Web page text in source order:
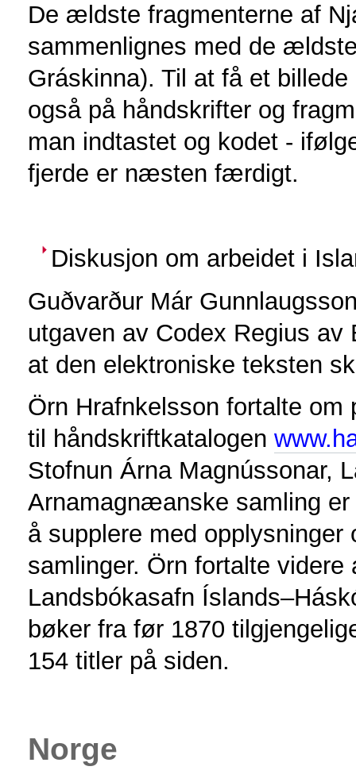
De ældste fragmenterne af
sammenlignes med de
Gráskinna). Til at få et
også på håndskrifter og
man indtastet og kodet -
fjerde er næsten færdigt.
Diskusjon om arbeidet i
Guðvarður Már
utgaven av Codex Regius
at den elektroniske teksten
Örn Hrafnkelsson fortalte
til håndskriftkatalogen
Stofnun Árna Magnússonar,
Arnamagnæanske samling
å supplere med
samlinger. Örn fortalte
Landsbókasafn
bøker fra før 1870
154 titler på siden.
Norge